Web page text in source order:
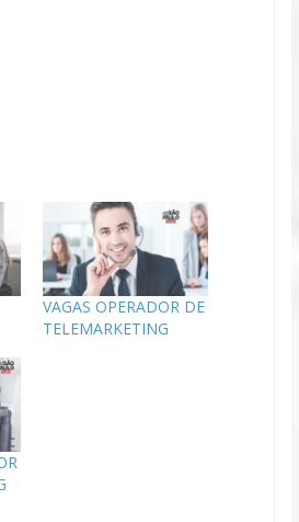
VAGAS OPERADOR DE
TELEMARKETING